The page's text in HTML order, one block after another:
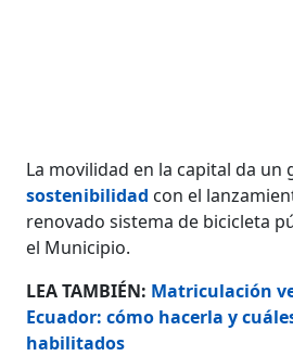
La movilidad en la capital da un
sostenibilidad con el
renovado sistema de bicicleta
el Municipio.
LEA TAMBIÉN: Matriculación
Ecuador: cómo hacerla y
habilitados